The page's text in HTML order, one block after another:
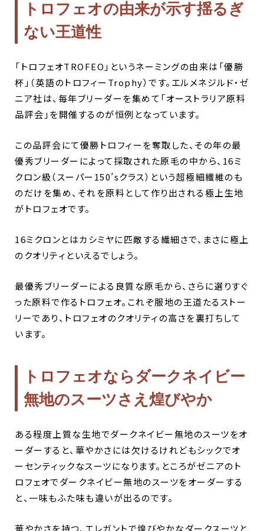
トロフェオの由来が示す揺るぎ
ない王道性
「トロフェオTROFEO」というネーミングの由来は「優勝
杯」（英語のトロフィーTrophy）です。エルメネジルド・ゼ
ニア社は、毎年ブリーダーを集めて「オーストラリア原料
品評会」を開催するのが恒例となっています。
この品評会にて優勝トロフィーを奪取した、その年の最
優秀ブリーダーによって採取された原毛の中から、16ミ
クロン級（スーパー150’sクラス）という超極細繊維のも
のだけを集め、それを原料として作り出される極上生地
がトロフェオです。
16ミクロンとはカシミヤに匹敵する繊細さで、まさに極上
のクオリティといえるでしょう。
最優秀ブリーダーによる良質な原毛から、さらに選りすぐ
った原料で作るトロフェオ。これぞ服地の王道たるストー
リーであり、トロフェオのクオリティの高さを裏打ちして
います。
トロフェオならダークネイビー
無地のスーツさえ煌びやか
ある程度上質な生地でダークネイビー無地のスーツをオ
ーダーすると、華やかさには欠けるけれどもシックでオ
ーセンティックなスーツになります。ところがゼニアのト
ロフェオでダークネイビー無地のスーツをオーダーする
と、一味もふた味も違いが出るのです。
華やかさを持つ、エレガントで煌びやかなダークスーツと